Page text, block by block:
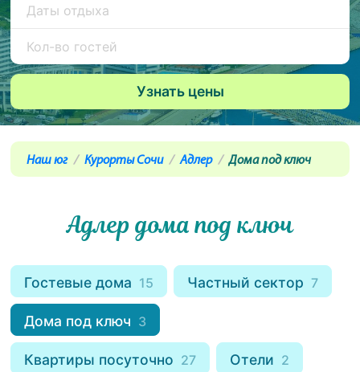
Наш юг Курорты Сочи Адлер Дома под ключ
Адлер дома под ключ
Гостевые дома 15 Частный сектор 7
Дома под ключ 3
Квартиры посуточно 27 Отели 2